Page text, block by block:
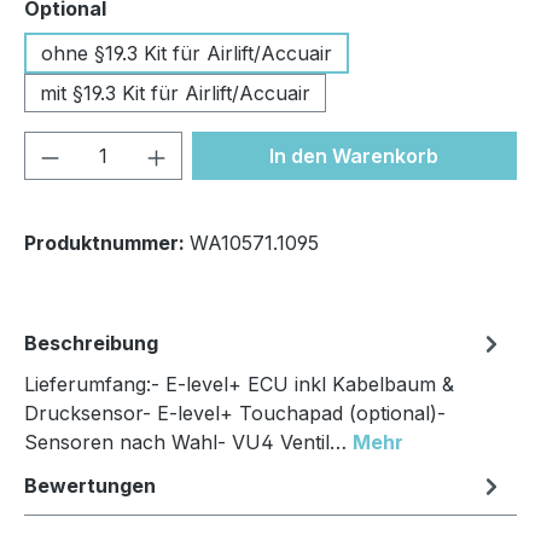
Optionalauswählen
ohne §19.3 Kit für Airlift/Accuair
mit §19.3 Kit für Airlift/Accuair
Produkt Anzahl: Gib denIn den Warenkorb
Produktnummer: WA10571.1095
Beschreibung
Lieferumfang:- E-level+ ECU inkl Kabelbaum &
Drucksensor- E-level+ Touchapad (optional)-
Sensoren nach Wahl- VU4 Ventil… Mehr
Bewertungen